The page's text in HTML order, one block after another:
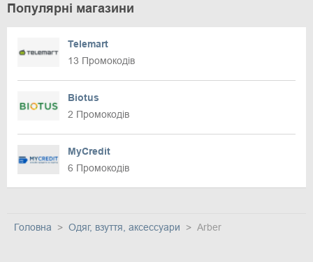
Популярні магазини
Telemart
13 Промокодів
Biotus
2 Промокодів
MyCredit
6 Промокодів
Головна Одяг, взуття, аксессуари Arber